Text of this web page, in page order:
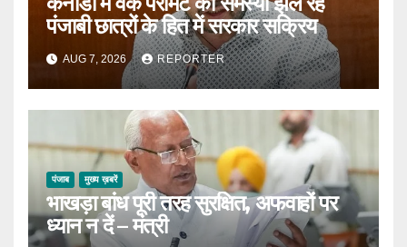
पंजाबी छात्रों के हित में सरकार सक्रिय
AUG 7, 2026 REPORTER
पंजाब मुख्य ख़बरें
भाखड़ा बांध पूरी तरह सुरक्षित, अफवाहों पर
ध्यान न दें – मंत्री